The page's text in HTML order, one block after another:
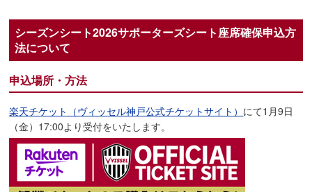
シーズンシート2026サポーターズシート座席確保申込方
法について
申込場所・方法
楽天チケット（ヴィッセル神戸公式チケットサイト） にて1月9日
（金）17:00より受付をいたします。